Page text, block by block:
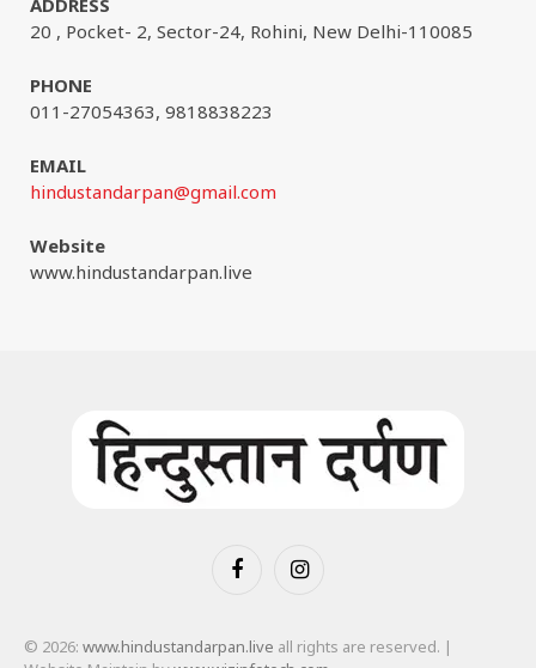
20 , Pocket- 2, Sector-24, Rohini, New Delhi-110085
PHONE
011-27054363, 9818838223
EMAIL
hindustandarpan@gmail.com
Website
www.hindustandarpan.live
FacebookInstagram
© 2026: www.hindustandarpan.live all rights are reserved. |